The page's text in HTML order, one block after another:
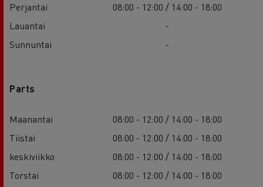
Perjantai
08:00 - 12:00 / 14:00 - 18:00
Lauantai
-
Sunnuntai
-
Parts
Maanantai
08:00 - 12:00 / 14:00 - 18:00
Tiistai
08:00 - 12:00 / 14:00 - 18:00
keskiviikko
08:00 - 12:00 / 14:00 - 18:00
Torstai
08:00 - 12:00 / 14:00 - 18:00